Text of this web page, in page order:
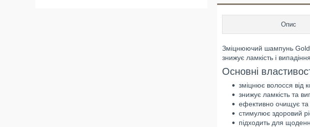
Опис
Зміцнюючий шампунь
знижує ламкість і
Основні
зміцнює волосся від
знижує ламкість та
ефективно очищує та
стимулює здоровий
підходить для